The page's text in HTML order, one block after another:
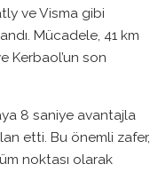
ve Visma gibi
Mücadele, 41 km
Kerbaol’un son
8 saniye avantajla
etti. Bu önemli zafer,
noktası olarak